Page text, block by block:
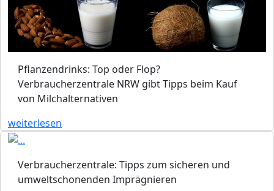
Pflanzendrinks: Top oder Flop?
Verbraucherzentrale NRW gibt Tipps beim Kauf
von Milchalternativen
weiterlesen
Verbraucherzentrale: Tipps zum sicheren und
umweltschonenden Imprägnieren